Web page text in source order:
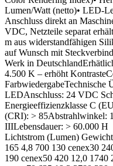
Lumen/Watt (netto)• LED-
Anschluss direkt an
VDC, Netzteile separat
m aus widerstandfähigen
auf Wunsch mit
Werk in
4.500 K – erhöht
FarbwiedergabeTechnische
LEDAnschluss: 24 VDC
Energieeffizienzklasse C
(CRI): > 85Abstrahlwinkel:
IIILebensdauer: > 60.000
Lichtstrom (Lumen)
165 4,8 700 130 cenex30
190 cenex50 420 12,0 1740